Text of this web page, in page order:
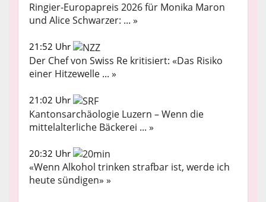
Ringier-Europapreis 2026 für Monika Maron
und Alice Schwarzer: ... »
21:52 Uhr
Der Chef von Swiss Re kritisiert: «Das Risiko
einer Hitzewelle ... »
21:02 Uhr
Kantonsarchäologie Luzern – Wenn die
mittelalterliche Bäckerei ... »
20:32 Uhr
«Wenn Alkohol trinken strafbar ist, werde ich
heute sündigen» »